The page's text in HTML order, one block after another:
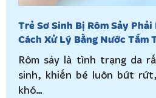
Trẻ Sơ Sinh Bị Rôm Sảy
Cách Xử Lý Bằng Nước Tắm
Rôm sảy là tình trạng da
sinh, khiến bé luôn bứt
khó…